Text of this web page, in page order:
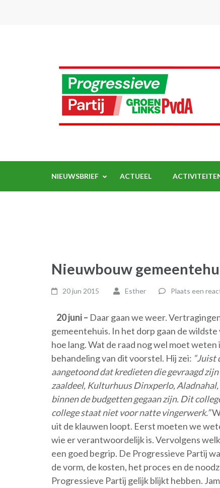
NIEUWSBRIEF ACTUEEL
Nieuwbouw
20 jun 2015 Esther Plaats een
20 juni – Daar gaan we weer.
gemeentehuis. In het dorp gaan de
hoe lang. Wat de raad nog wel moet
behandeling van dit voorstel. Hij zei: “Juist
aangetoond dat kredieten die gevraagd
zaaldeel, Kulturhuus Dinxperlo,
binnen de budgetten gegaan zijn. Dit
college staat niet voor natte vingerwerk.”
uit de klauwen loopt. Eerst moeten we
wie er verantwoordelijk is. Vervolgens
een goed begrip. De Progressieve Partij
de vorm, de kosten, het proces en de
Progressieve Partij gelijk blijkt hebben.